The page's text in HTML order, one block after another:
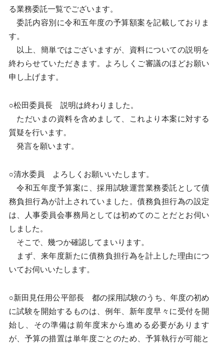
る業務委託一覧でございます。
委託内容別に令和五年度の予算額案を記載しておりま
す。
以上、簡単ではございますが、資料についての説明を
終わらせていただきます。よろしくご審議のほどお願い
申し上げます。
○松田委員長 説明は終わりました。
ただいまの資料を含めまして、これより本案に対する
質疑を行います。
発言を願います。
○清水委員 よろしくお願いいたします。
令和五年度予算案に、採用試験運営業務委託として債
務負担行為が計上されていました。債務負担行為の設定
は、人事委員会事務局としては初めてのことだとお伺い
しました。
そこで、幾つか確認してまいります。
まず、来年度新たに債務負担行為を計上した理由につ
いてお伺いいたします。
○新田見任用公平部長 都の採用試験のうち、年度の初め
に試験を開始するものは、例年、新年度早々に受付を開
始し、その準備は前年度末から進める必要があります
が、予算の措置は単年度ごとのため、予算執行が可能と